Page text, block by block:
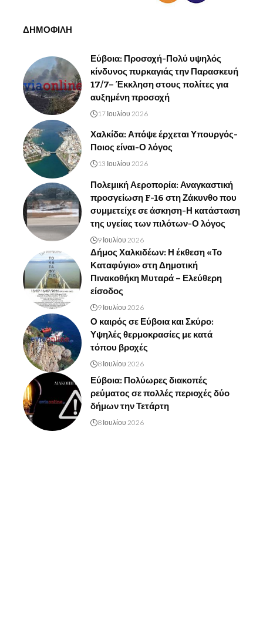
ΔΗΜΟΦΙΛΗ
Εύβοια: Προσοχή-Πολύ υψηλός
κίνδυνος πυρκαγιάς την Παρασκευή
17/7– Έκκληση στους πολίτες για
αυξημένη προσοχή
17 Ιουλίου 2026
Χαλκίδα: Απόψε έρχεται Υπουργός-
Ποιος είναι-Ο λόγος
13 Ιουλίου 2026
Πολεμική Αεροπορία: Αναγκαστική
προσγείωση F-16 στη Ζάκυνθο που
συμμετείχε σε άσκηση-Η κατάσταση
της υγείας των πιλότων-Ο λόγος
9 Ιουλίου 2026
Δήμος Χαλκιδέων: Η έκθεση «Το
Καταφύγιο» στη Δημοτική
Πινακοθήκη Μυταρά – Ελεύθερη
είσοδος
9 Ιουλίου 2026
Ο καιρός σε Εύβοια και Σκύρο:
Υψηλές θερμοκρασίες με κατά
τόπου βροχές
8 Ιουλίου 2026
Εύβοια: Πολύωρες διακοπές
ρεύματος σε πολλές περιοχές δύο
δήμων την Τετάρτη
8 Ιουλίου 2026